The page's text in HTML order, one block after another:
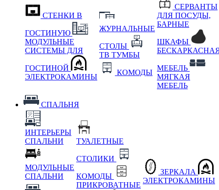
СТЕНКИ В
ГОСТИНУЮ
МОДУЛЬНЫЕ
СИСТЕМЫ ДЛЯ
ГОСТИНОЙ
ЭЛЕКТРОКАМИНЫ
ЖУРНАЛЬНЫЕ
СТОЛЫ
ТВ ТУМБЫ
КОМОДЫ
СЕРВАНТЫ
ДЛЯ ПОСУДЫ,
БАРНЫЕ
ШКАФЫ
МЕБЕЛЬ
МЯГКАЯ
МЕБЕЛЬ
СПАЛЬНЯ
ИНТЕРЬЕРЫ
СПАЛЬНИ
МОДУЛЬНЫЕ
СПАЛЬНИ
ТУАЛЕТНЫЕ
СТОЛИКИ
КОМОДЫ
ПРИКРОВАТНЫЕ
ЗЕРКАЛА
ЭЛЕКТРОКАМИНЫ